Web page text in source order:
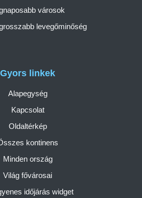
Gyors linkek
Alapegység
Kapcsolat
Oldaltérkép
kontinens
Minden ország
Világ fővárosai
időjárás widget
városok
levegőminőség